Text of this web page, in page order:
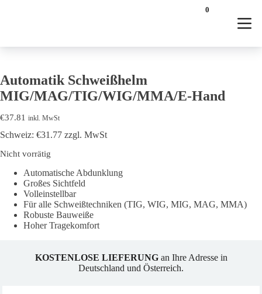
0
/ Automatik Schweißhelm
Automatik Schweißhelm
MIG/MAG/TIG/WIG/MMA/E-Hand
€37.81 inkl. MwSt
Schweiz: €31.77 zzgl. MwSt
Nicht vorrätig
Automatische Abdunklung
Großes Sichtfeld
Volleinstellbar
Für alle Schweißtechniken (TIG, WIG, MIG, MAG, MMA)
Robuste Bauweiße
Hoher Tragekomfort
KOSTENLOSE LIEFERUNGan Ihre Adresse in
Deutschland und Österreich.